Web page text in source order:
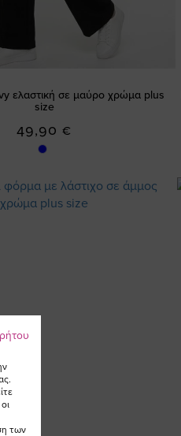
ελαστική σε μαύρο χρώμα plus
size
49,90 €
των